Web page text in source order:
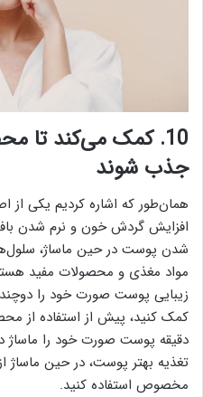
10. کمک می‌کند تا
جذب شوند
همان‌طور که اشاره کردیم یکی از
افزایش گردش خون و نرم شدن
شدن پوست در حین ماساژ،
مواد مغذی و محصولات مفید
زیبایی پوست صورت خود را
دقیقه پوست صورت خود را ماساژ
تغذیه بهتر پوست، در حین
مخصوص استفاده کنید.